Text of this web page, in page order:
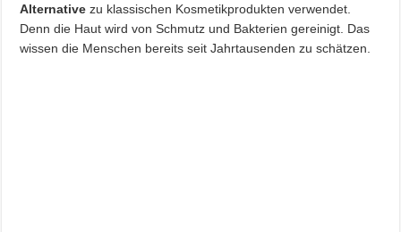
Alternative zu klassischen Kosmetikprodukten verwendet.
Denn die Haut wird von Schmutz und Bakterien gereinigt. Das
wissen die Menschen bereits seit Jahrtausenden zu schätzen.